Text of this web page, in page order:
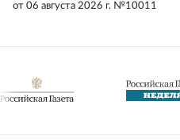
от 06 августа 2026 г. №10011